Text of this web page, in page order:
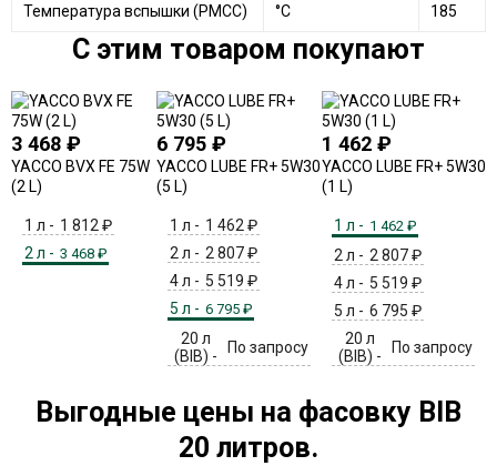
Температура вспышки (PMCC) °C 185
C этим товаром покупают
3 468 ₽
YACCO BVX FE 75W
(2 L)
1 л - 1 812 ₽
2 л - 3 468 ₽
6 795 ₽
YACCO LUBE FR+ 5W30
(5 L)
1 л - 1 462 ₽
2 л - 2 807 ₽
4 л - 5 519 ₽
5 л - 6 795 ₽
20 л
(BIB) -
По запросу
1 462 ₽
YACCO LUBE FR+ 5W30
(1 L)
1 л - 1 462 ₽
2 л - 2 807 ₽
4 л - 5 519 ₽
5 л - 6 795 ₽
20 л
(BIB) -
По запросу
Выгодные цены на фасовку BIB
20 литров.